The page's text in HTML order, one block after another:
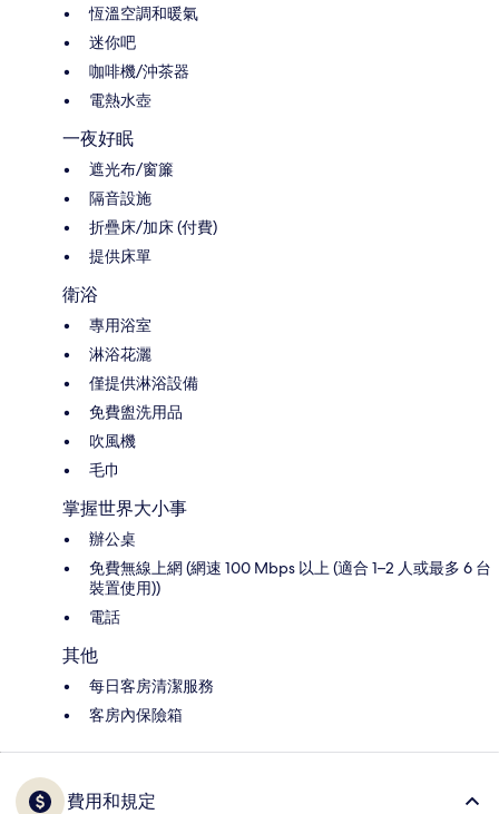
恆溫空調和暖氣
迷你吧
咖啡機/沖茶器
電熱水壺
一夜好眠
遮光布/窗簾
隔音設施
折疊床/加床 (付費)
提供床單
衛浴
專用浴室
淋浴花灑
僅提供淋浴設備
免費盥洗用品
吹風機
毛巾
掌握世界大小事
辦公桌
免費無線上網 (網速 100 Mbps 以上 (適合 1–2 人或最多 6 台
裝置使用))
電話
其他
每日客房清潔服務
客房內保險箱
費用和規定